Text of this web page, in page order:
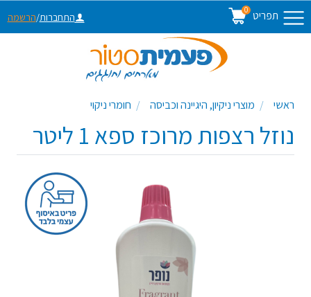
תפריט 0
התחברות/הרשמה
ראשי מוצרי ניקיון, היגיינה וכביסה חומרי ניקוי
נוזל רצפות מרוכז ספא 1 ליטר